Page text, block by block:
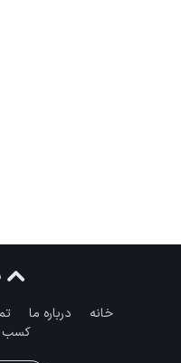
خانه درباره ما
کسب